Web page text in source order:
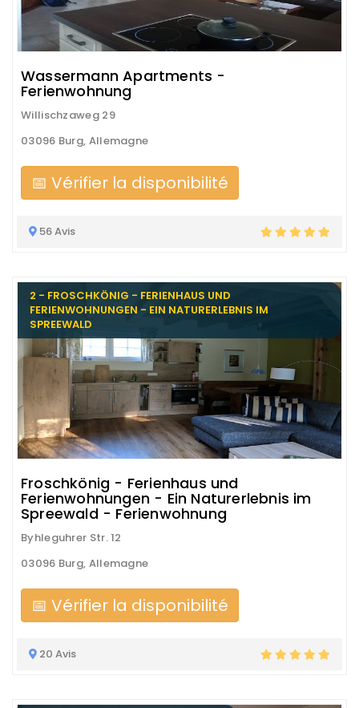
Wassermann Apartments -
Ferienwohnung
Willischzaweg 29
03096 Burg, Allemagne
📅 Vérifier la disponibilité
56 Avis
2 - FROSCHKÖNIG - FERIENHAUS UND
FERIENWOHNUNGEN - EIN NATURERLEBNIS IM
SPREEWALD
Froschkönig - Ferienhaus und
Ferienwohnungen - Ein Naturerlebnis im
Spreewald - Ferienwohnung
Byhleguhrer Str. 12
03096 Burg, Allemagne
📅 Vérifier la disponibilité
20 Avis